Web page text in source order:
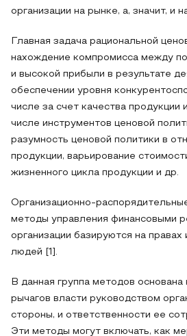
организации на рынке, а, значит, и
Главная задача рациональной
нахождение компромисса между
и высокой прибыли в результате
обеспечении уровня
числе за счет качества продукции
числе инструментов ценовой
разумность ценовой политики в
продукции, варьирование
жизненного цикла продукции и др.
Организационно-
методы управления финансовыми
организации базируются на правах
людей [1].
В данная группа методов основана
рычагов власти руководством
стороны, и ответственности ее
Эти методы могут включать, как